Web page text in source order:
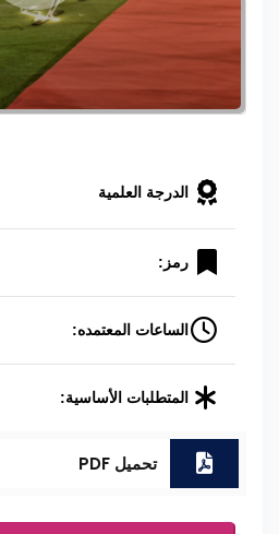
الدرجة العلمية
رمز:
الساعات المعتمده:
المتطلبات الأساسية:
تحميل PDF